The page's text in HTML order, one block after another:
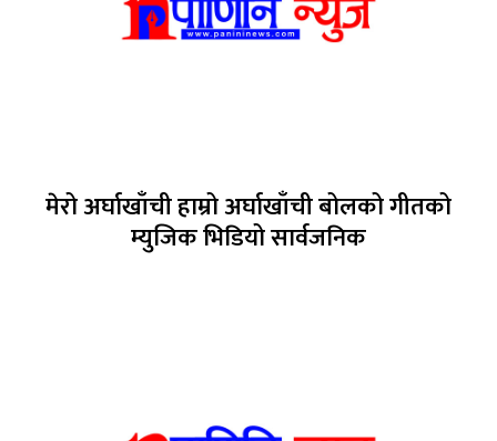
मेरो अर्घाखाँची हाम्रो अर्घाखाँची बोलको गीतको
म्युजिक भिडियो सार्वजनिक